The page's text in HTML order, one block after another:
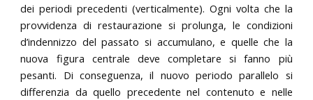
dei periodi precedenti (verticalmente). Ogni volta che la
provvidenza di restaurazione si prolunga, le condizioni
d’indennizzo del passato si accumulano, e quelle che la
nuova figura centrale deve completare si fanno più
pesanti. Di conseguenza, il nuovo periodo parallelo si
differenzia da quello precedente nel contenuto e nelle